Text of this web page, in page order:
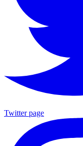
Twitter page